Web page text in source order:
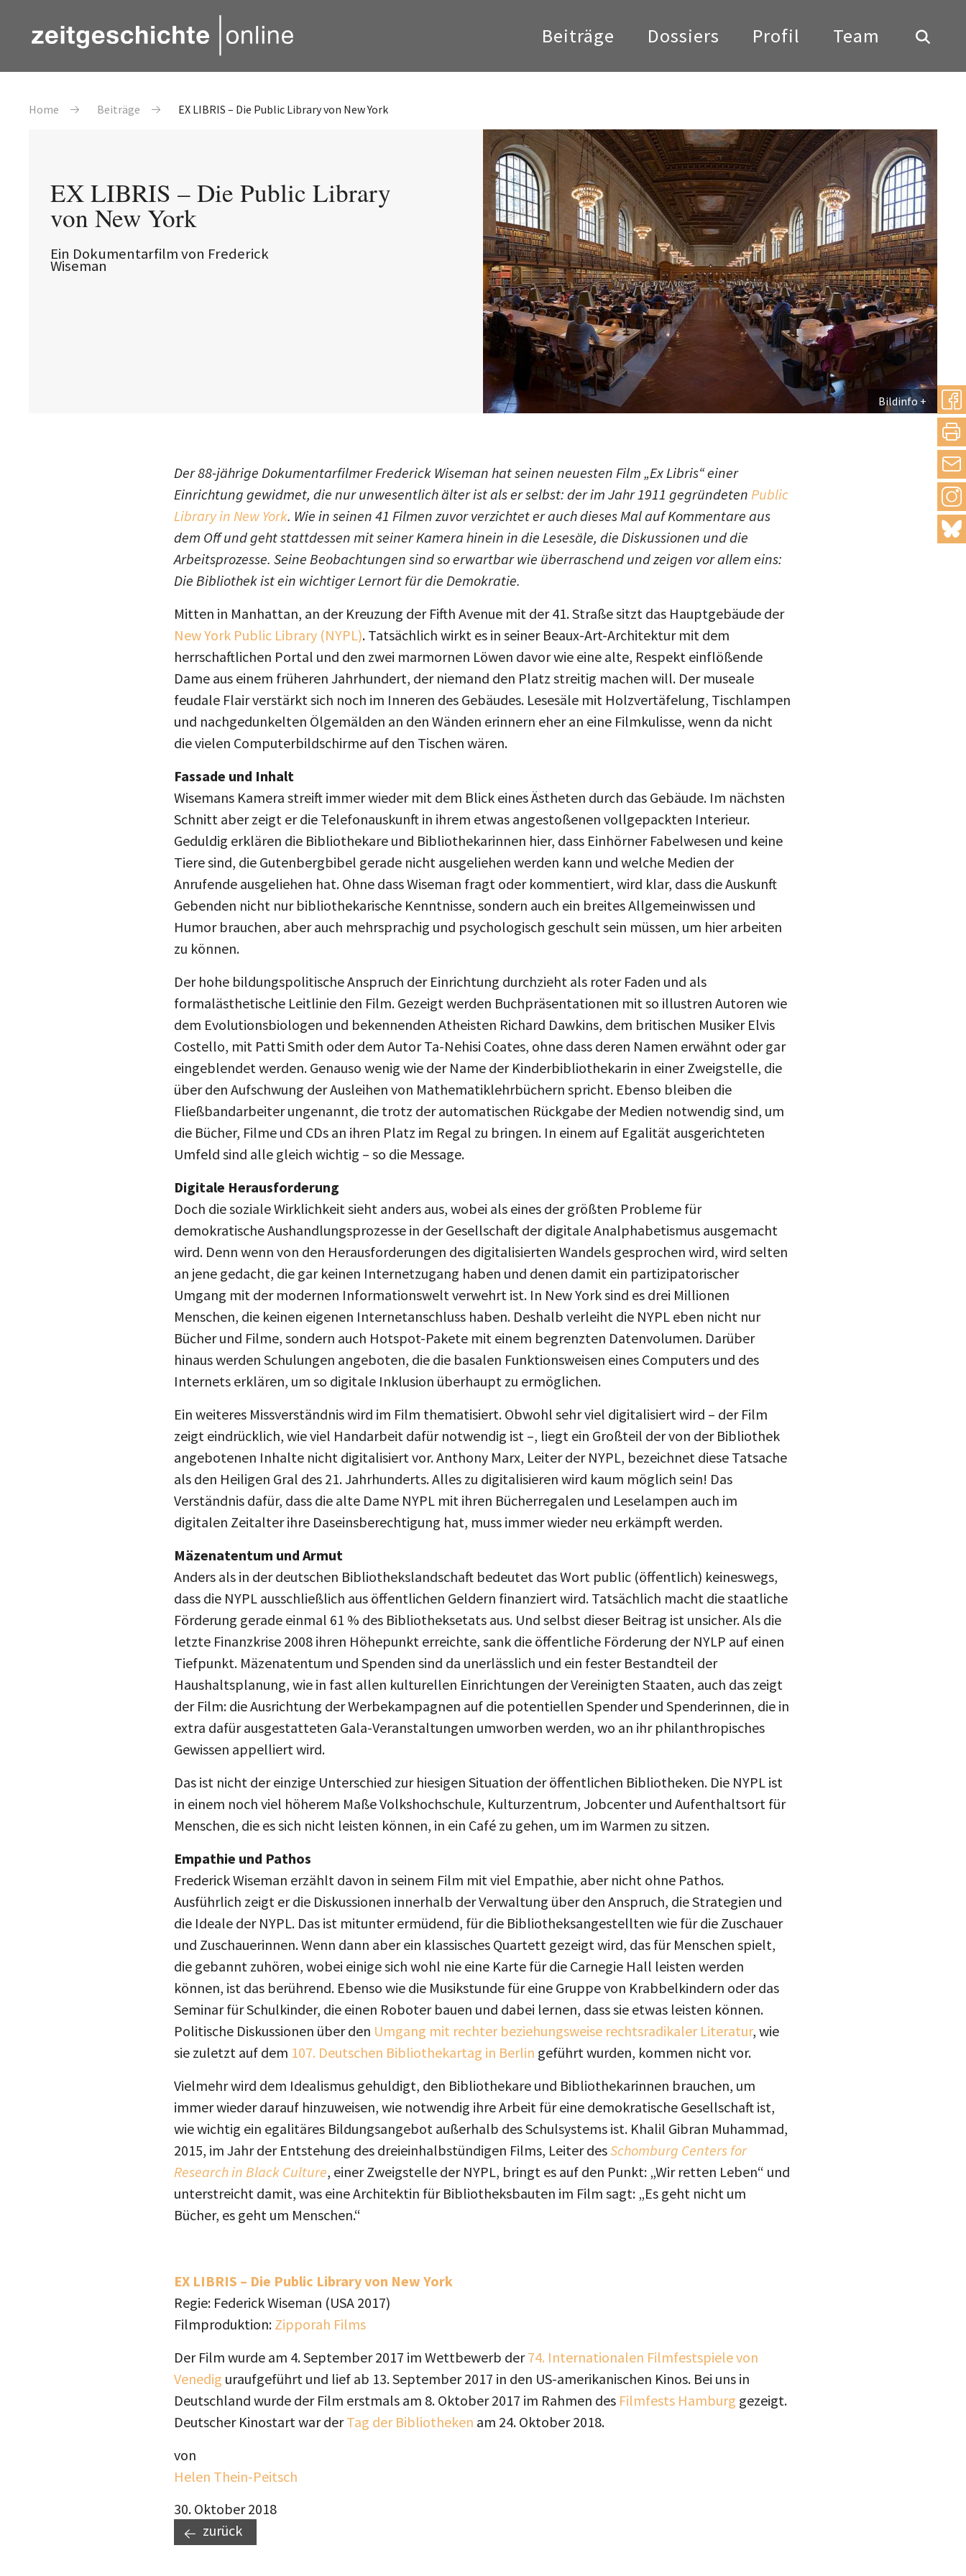
Beiträge Dossiers Profil Team
Pfadnavigation
Home Beiträge EX LIBRIS – Die Public Library von New York
EX LIBRIS – Die Public Library
von New York
Ein Dokumentarfilm von Frederick
Wiseman
Bildinfo
teilen
mail
Der 88-jährige Dokumentarfilmer Frederick Wiseman hat seinen neuesten Film „Ex Libris“ einer
Einrichtung gewidmet, die nur unwesentlich älter ist als er selbst: der im Jahr 1911 gegründeten Public
Library in New York. Wie in seinen 41 Filmen zuvor verzichtet er auch dieses Mal auf Kommentare aus
dem Off und geht stattdessen mit seiner Kamera hinein in die Lesesäle, die Diskussionen und die
Arbeitsprozesse. Seine Beobachtungen sind so erwartbar wie überraschend und zeigen vor allem eins:
Die Bibliothek ist ein wichtiger Lernort für die Demokratie.
Mitten in Manhattan, an der Kreuzung der Fifth Avenue mit der 41. Straße sitzt das Hauptgebäude der
New York Public Library (NYPL). Tatsächlich wirkt es in seiner Beaux-Art-Architektur mit dem
herrschaftlichen Portal und den zwei marmornen Löwen davor wie eine alte, Respekt einflößende
Dame aus einem früheren Jahrhundert, der niemand den Platz streitig machen will. Der museale
feudale Flair verstärkt sich noch im Inneren des Gebäudes. Lesesäle mit Holzvertäfelung, Tischlampen
und nachgedunkelten Ölgemälden an den Wänden erinnern eher an eine Filmkulisse, wenn da nicht
die vielen Computerbildschirme auf den Tischen wären.
Fassade und Inhalt
Wisemans Kamera streift immer wieder mit dem Blick eines Ästheten durch das Gebäude. Im nächsten
Schnitt aber zeigt er die Telefonauskunft in ihrem etwas angestoßenen vollgepackten Interieur.
Geduldig erklären die Bibliothekare und Bibliothekarinnen hier, dass Einhörner Fabelwesen und keine
Tiere sind, die Gutenbergbibel gerade nicht ausgeliehen werden kann und welche Medien der
Anrufende ausgeliehen hat. Ohne dass Wiseman fragt oder kommentiert, wird klar, dass die Auskunft
Gebenden nicht nur bibliothekarische Kenntnisse, sondern auch ein breites Allgemeinwissen und
Humor brauchen, aber auch mehrsprachig und psychologisch geschult sein müssen, um hier arbeiten
zu können.
Der hohe bildungspolitische Anspruch der Einrichtung durchzieht als roter Faden und als
formalästhetische Leitlinie den Film. Gezeigt werden Buchpräsentationen mit so illustren Autoren wie
dem Evolutionsbiologen und bekennenden Atheisten Richard Dawkins, dem britischen Musiker Elvis
Costello, mit Patti Smith oder dem Autor Ta-Nehisi Coates, ohne dass deren Namen erwähnt oder gar
eingeblendet werden. Genauso wenig wie der Name der Kinderbibliothekarin in einer Zweigstelle, die
über den Aufschwung der Ausleihen von Mathematiklehrbüchern spricht. Ebenso bleiben die
Fließbandarbeiter ungenannt, die trotz der automatischen Rückgabe der Medien notwendig sind, um
die Bücher, Filme und CDs an ihren Platz im Regal zu bringen. In einem auf Egalität ausgerichteten
Umfeld sind alle gleich wichtig – so die Message.
Digitale Herausforderung
Doch die soziale Wirklichkeit sieht anders aus, wobei als eines der größten Probleme für
demokratische Aushandlungsprozesse in der Gesellschaft der digitale Analphabetismus ausgemacht
wird. Denn wenn von den Herausforderungen des digitalisierten Wandels gesprochen wird, wird selten
an jene gedacht, die gar keinen Internetzugang haben und denen damit ein partizipatorischer
Umgang mit der modernen Informationswelt verwehrt ist. In New York sind es drei Millionen
Menschen, die keinen eigenen Internetanschluss haben. Deshalb verleiht die NYPL eben nicht nur
Bücher und Filme, sondern auch Hotspot-Pakete mit einem begrenzten Datenvolumen. Darüber
hinaus werden Schulungen angeboten, die die basalen Funktionsweisen eines Computers und des
Internets erklären, um so digitale Inklusion überhaupt zu ermöglichen.
Ein weiteres Missverständnis wird im Film thematisiert. Obwohl sehr viel digitalisiert wird – der Film
zeigt eindrücklich, wie viel Handarbeit dafür notwendig ist –, liegt ein Großteil der von der Bibliothek
angebotenen Inhalte nicht digitalisiert vor. Anthony Marx, Leiter der NYPL, bezeichnet diese Tatsache
als den Heiligen Gral des 21. Jahrhunderts. Alles zu digitalisieren wird kaum möglich sein! Das
Verständnis dafür, dass die alte Dame NYPL mit ihren Bücherregalen und Leselampen auch im
digitalen Zeitalter ihre Daseinsberechtigung hat, muss immer wieder neu erkämpft werden.
Mäzenatentum und Armut
Anders als in der deutschen Bibliothekslandschaft bedeutet das Wort public (öffentlich) keineswegs,
dass die NYPL ausschließlich aus öffentlichen Geldern finanziert wird. Tatsächlich macht die staatliche
Förderung gerade einmal 61 % des Bibliotheksetats aus. Und selbst dieser Beitrag ist unsicher. Als die
letzte Finanzkrise 2008 ihren Höhepunkt erreichte, sank die öffentliche Förderung der NYLP auf einen
Tiefpunkt. Mäzenatentum und Spenden sind da unerlässlich und ein fester Bestandteil der
Haushaltsplanung, wie in fast allen kulturellen Einrichtungen der Vereinigten Staaten, auch das zeigt
der Film: die Ausrichtung der Werbekampagnen auf die potentiellen Spender und Spenderinnen, die in
extra dafür ausgestatteten Gala-Veranstaltungen umworben werden, wo an ihr philanthropisches
Gewissen appelliert wird.
Das ist nicht der einzige Unterschied zur hiesigen Situation der öffentlichen Bibliotheken. Die NYPL ist
in einem noch viel höherem Maße Volkshochschule, Kulturzentrum, Jobcenter und Aufenthaltsort für
Menschen, die es sich nicht leisten können, in ein Café zu gehen, um im Warmen zu sitzen.
Empathie und Pathos
Frederick Wiseman erzählt davon in seinem Film mit viel Empathie, aber nicht ohne Pathos.
Ausführlich zeigt er die Diskussionen innerhalb der Verwaltung über den Anspruch, die Strategien und
die Ideale der NYPL. Das ist mitunter ermüdend, für die Bibliotheksangestellten wie für die Zuschauer
und Zuschauerinnen. Wenn dann aber ein klassisches Quartett gezeigt wird, das für Menschen spielt,
die gebannt zuhören, wobei einige sich wohl nie eine Karte für die Carnegie Hall leisten werden
können, ist das berührend. Ebenso wie die Musikstunde für eine Gruppe von Krabbelkindern oder das
Seminar für Schulkinder, die einen Roboter bauen und dabei lernen, dass sie etwas leisten können.
Politische Diskussionen über den Umgang mit rechter beziehungsweise rechtsradikaler Literatur, wie
sie zuletzt auf dem 107. Deutschen Bibliothekartag in Berlin geführt wurden, kommen nicht vor.
Vielmehr wird dem Idealismus gehuldigt, den Bibliothekare und Bibliothekarinnen brauchen, um
immer wieder darauf hinzuweisen, wie notwendig ihre Arbeit für eine demokratische Gesellschaft ist,
wie wichtig ein egalitäres Bildungsangebot außerhalb des Schulsystems ist. Khalil Gibran Muhammad,
2015, im Jahr der Entstehung des dreieinhalbstündigen Films, Leiter desSchomburg Centers for
Research in Black Culture, einer Zweigstelle der NYPL, bringt es auf den Punkt: „Wir retten Leben“ und
unterstreicht damit, was eine Architektin für Bibliotheksbauten im Film sagt: „Es geht nicht um
Bücher, es geht um Menschen.“
EX LIBRIS – Die Public Library von New York
Regie: Federick Wiseman (USA 2017)
Filmproduktion: Zipporah Films
Der Film wurde am 4. September 2017 im Wettbewerb der74. Internationalen Filmfestspiele von
Venedig uraufgeführt und lief ab 13. September 2017 in den US-amerikanischen Kinos. Bei uns in
Deutschland wurde der Film erstmals am 8. Oktober 2017 im Rahmen des Filmfests Hamburg gezeigt.
Deutscher Kinostart war derTag der Bibliotheken am 24. Oktober 2018.
von
Helen Thein-Peitsch
30. Oktober 2018
zurück